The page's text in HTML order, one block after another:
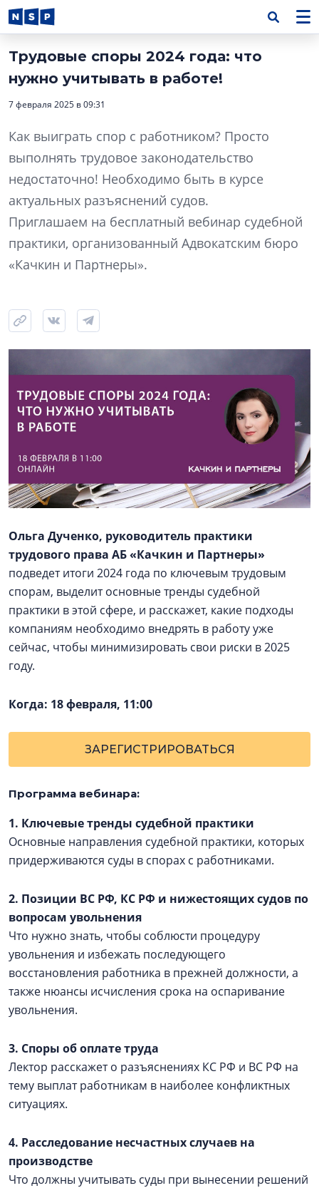
Трудовые споры 2024 года: что
нужно учитывать в работе!
7 февраля 2025 в 09:31
Как выиграть спор с работником? Просто
выполнять трудовое законодательство
недостаточно! Необходимо быть в курсе
актуальных разъяснений судов.
Приглашаем на бесплатный вебинар судебной
практики, организованный Адвокатским бюро
«Качкин и Партнеры».
Ольга Дученко, руководитель практики
трудового права АБ «Качкин и Партнеры»
подведет итоги 2024 года по ключевым трудовым
спорам, выделит основные тренды судебной
практики в этой сфере, и расскажет, какие подходы
компаниям необходимо внедрять в работу уже
сейчас, чтобы минимизировать свои риски в 2025
году.
Когда: 18 февраля, 11:00
ЗАРЕГИСТРИРОВАТЬСЯ
Программа вебинара:
1. Ключевые тренды судебной практики
Основные направления судебной практики, которых
придерживаются суды в спорах с работниками.
2. Позиции ВС РФ, КС РФ и нижестоящих судов по
вопросам увольнения
Что нужно знать, чтобы соблюсти процедуру
увольнения и избежать последующего
восстановления работника в прежней должности, а
также нюансы исчисления срока на оспаривание
увольнения.
3. Споры об оплате труда
Лектор расскажет о разъяснениях КС РФ и ВС РФ на
тему выплат работникам в наиболее конфликтных
ситуациях.
4. Расследование несчастных случаев на
производстве
Что должны учитывать суды при вынесении решений